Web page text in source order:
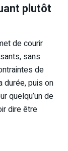
plutôt
de courir
sans
de
durée, puis on
quelqu’un de
dire être